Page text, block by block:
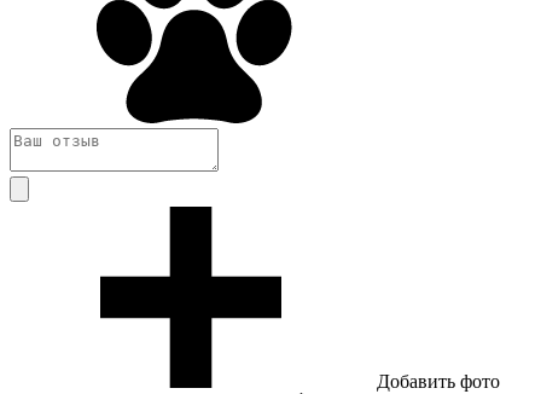
Добавить фото